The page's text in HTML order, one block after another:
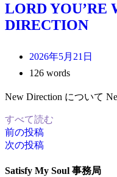
LORD YOU’RE
DIRECTION
2026年5月21日
126 words
New Direction について
すべて読む
投
稿
前の投稿
次の投稿
Satisfy My Soul 事務局